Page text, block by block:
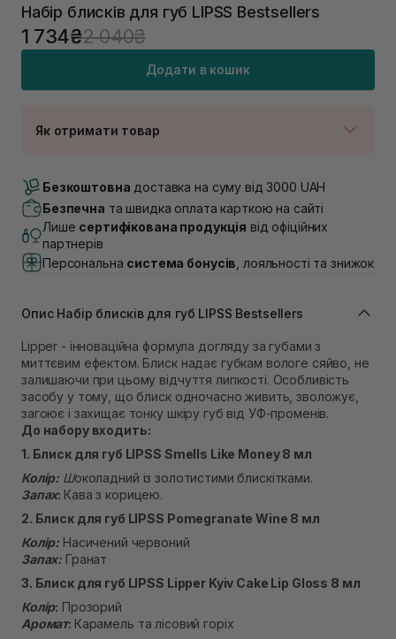
Набір блисків для губ LIPSS Bestsellers
1 734₴2 040₴
Додати в кошик
Як отримати товар
Немає в наявності!
Немає в наявності!
Самовивіз м. Львів, вул. Академіка Підстригача, 1В
(Duck’s Lake)
Немає в наявності!
Самовивіз м. Львів, вул. Степана Бандери 45
Самовивіз м. Рівне, вул. 16-го Липня, 15
Немає в наявності!
Самовивіз м. Рівне, вул. Кулика і Гудачека 23 (ТЦ
Екватор)
Немає в наявності!
Безкоштовна доставка на суму від 3000 UAH
Безпечна та швидка оплата карткою на сайті
Лише сертифікована продукція від офіційних
партнерів
Персональна система бонусів , лояльності та знижок
Опис Набір блисків для губ LIPSS Bestsellers
Lipper - інноваційна формула догляду за губами з
миттєвим ефектом. Блиск надає губкам вологе сяйво, не
залишаючи при цьому відчуття липкості. Особливість
засобу у тому, що блиск одночасно живить, зволожує,
загоює і захищає тонку шкіру губ від УФ-променів.
До набору входить:
1. Блиск для губ LIPSS Smells Like Money 8 мл
Колір: Шоколадний із золотистими блискітками.
Запах: Кава з корицею.
2. Блиск для губ LIPSS Pomegranate Wine 8 мл
Колір: Насичений червоний
Запах: Гранат
3. Блиск для губ LIPSS Lipper Kyiv Cake Lip Gloss 8 мл
Колір: Прозорий
Аромат: Карамель та лісовий горіх